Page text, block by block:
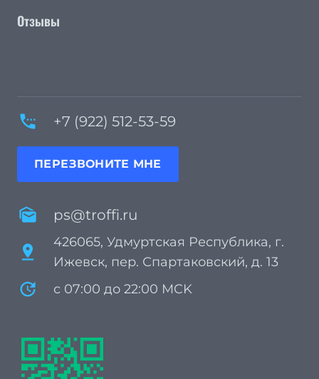
Отзывы
settings_phone +7 (922) 512-53-59
ПЕРЕЗВОНИТЕ МНЕ
mark_as_unread ps@troffi.ru
pin_drop
426065, Удмуртская Республика, г.
Ижевск, пер. Спартаковский, д. 13
update с 07:00 до 22:00 MCK